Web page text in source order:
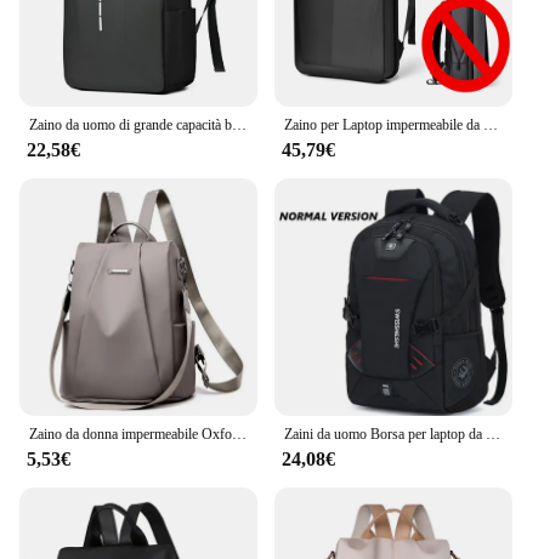
Zaino da uomo di grande capacità borsa da viaggio impermeabile con blocco Password leggera Casual borsa per Laptop antifurto da 16 pollici
22,58€
Zaino per Laptop impermeabile da 17 pollici da uomo pacchetto da gioco con guscio rigido espandibile TSA antifurto con ricarica USB borse da viaggio aziendali
45,79€
Zaino da donna impermeabile Oxford zaino da scuola antifurto di moda borsa a tracolla da viaggio di grande capacità femminile di design di lusso
5,53€
Zaini da uomo Borsa per laptop da 17 pollici multifunzionale impermeabile antifurto con ricarica USB per studenti di viaggi d'affari
24,08€